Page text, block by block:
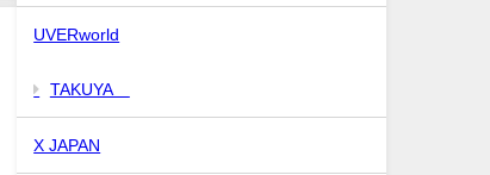
UVERworld
TAKUYA∞
X JAPAN